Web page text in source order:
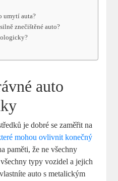
umytí auta?
znečištěné auto?
auto
je dobré se zaměřit na
mohou ovlivnit konečný
paměti, že ne všechny
typy vozidel a jejich
auto s metalickým